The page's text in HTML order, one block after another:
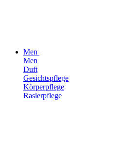
Men
Men
Duft
Gesichtspflege
Körperpflege
Rasierpflege